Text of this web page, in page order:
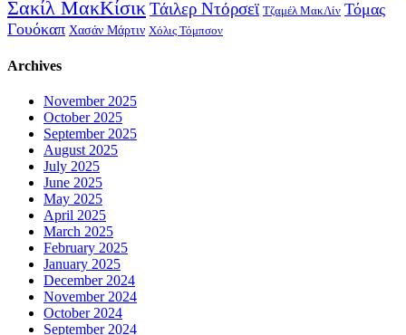
Σακίλ ΜακΚίσικ Τάιλερ Ντόρσεϊ Τζαμέλ ΜακΛίν Τόμας
Γουόκαπ Χασάν Μάρτιν Χόλις Τόμπσον
Archives
November 2025
October 2025
September 2025
August 2025
July 2025
June 2025
May 2025
April 2025
March 2025
February 2025
January 2025
December 2024
November 2024
October 2024
September 2024